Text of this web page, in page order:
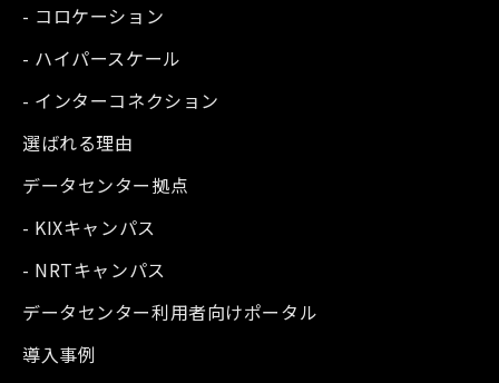
- コロケーション
- ハイパースケール
- インターコネクション
選ばれる理由
データセンター拠点
- KIXキャンパス
- NRTキャンパス
データセンター利用者向けポータル
導入事例